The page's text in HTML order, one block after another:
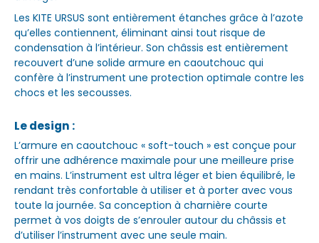
Les KITE URSUS sont entièrement étanches grâce à l’azote
qu’elles contiennent, éliminant ainsi tout risque de
condensation à l’intérieur. Son châssis est entièrement
recouvert d’une solide armure en caoutchouc qui
confère à l’instrument une protection optimale contre les
chocs et les secousses.
Le design :
L’armure en caoutchouc « soft-touch » est conçue pour
offrir une adhérence maximale pour une meilleure prise
en mains. L’instrument est ultra léger et bien équilibré, le
rendant très confortable à utiliser et à porter avec vous
toute la journée. Sa conception à charnière courte
permet à vos doigts de s’enrouler autour du châssis et
d’utiliser l’instrument avec une seule main.